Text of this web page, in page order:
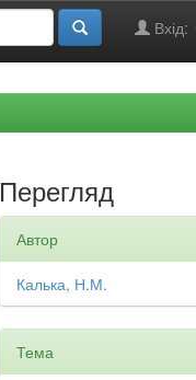
Вхід:
Перегляд
Автор
Калька, Н.М.
Тема